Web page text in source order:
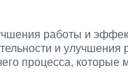
работы и
и улучшения
процесса, которые